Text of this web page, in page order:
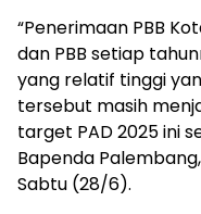
edukasi,
gaya
hidup,
hiburan,
bebas
dari
SARA,
narkoba
“Penerimaan PBB
dan PBB setiap
yang relatif tinggi
tersebut masih
target PAD 2025 ini
Bapenda
Sabtu (28/6).